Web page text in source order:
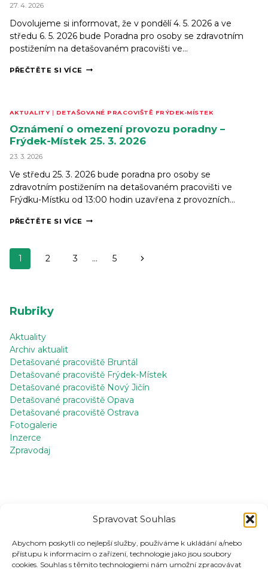
Spravovat Souhlas
Abychom poskytli co nejlepší služby, používáme k ukládání a/nebo
přístupu k informacím o zařízení, technologie jako jsou soubory
cookies. Souhlas s těmito technologiemi nám umožní zpracovávat
27. 4. 2026
Dovolujeme si informovat, že v pondělí 4. 5. 2026 a ve
středu 6. 5. 2026 bude Poradna pro osoby se zdravotním
postižením na detašovaném pracovišti ve…
PŘEČTĚTE SI VÍCE DOČASNÉ
SE
ZDRAVOTNÍM
POSTIŽENÍM
VE
AKTUALITY | DETAŠOVANÉ PRACOVIŠTĚ FRÝDEK-MÍSTEK
Oznámení o omezení provozu poradny –
Frýdek-Místek 25. 3. 2026
23. 3. 2026
Ve středu 25. 3. 2026 bude poradna pro osoby se
zdravotním postižením na detašovaném pracovišti ve
Frýdku-Místku od 13:00 hodin uzavřena z provozních…
PŘEČTĚTE SI VÍCE OZNÁMENÍ
Navigace
na
1 2 3 … 5
Další
Rubriky
Aktuality
Archiv aktualit
Detašované pracoviště Bruntál
Detašované pracoviště Frýdek-Místek
Detašované pracoviště Nový Jičín
Detašované pracoviště Opava
Detašované pracoviště Ostrava
Fotogalerie
Inzerce
Zpravodaj
Inzerce Klub Čaje o páté